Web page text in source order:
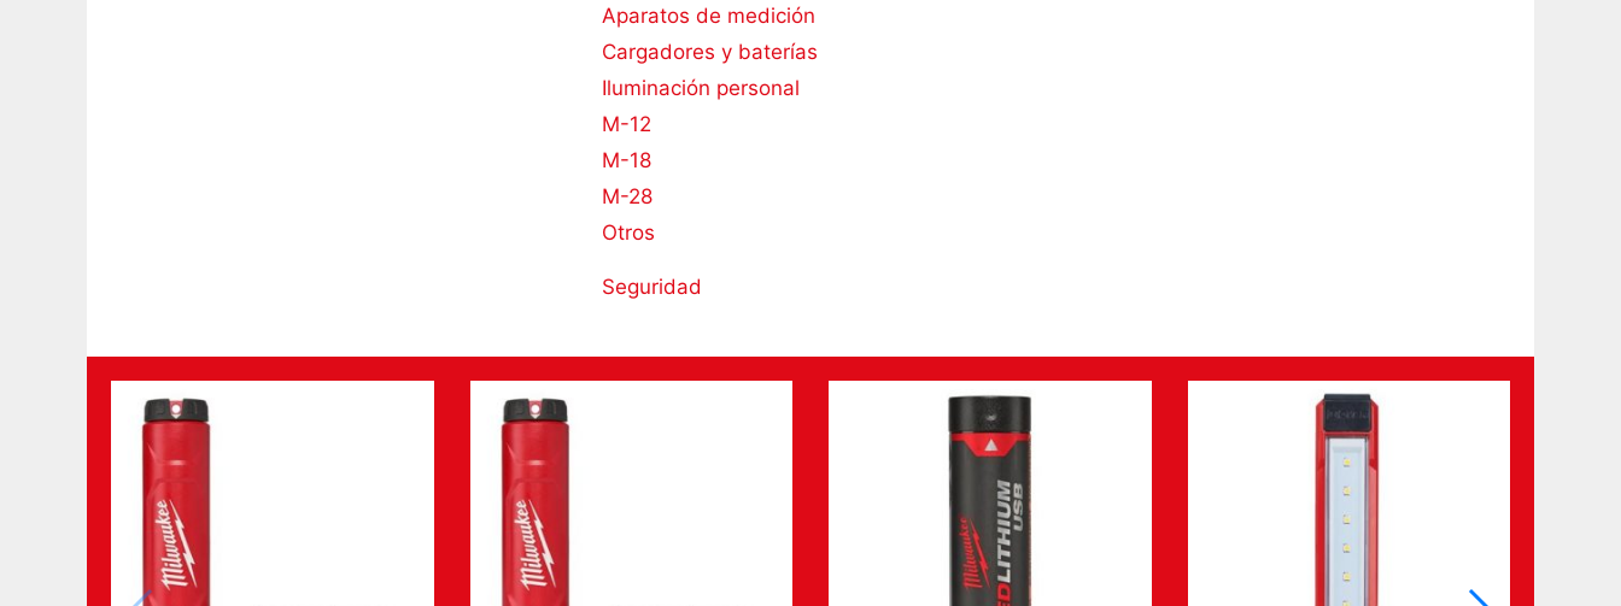
Aparatos de medición
Cargadores y baterías
Iluminación personal
M-12
M-18
M-28
Otros
Seguridad